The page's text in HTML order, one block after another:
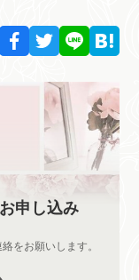
申し込み
をお願いします。